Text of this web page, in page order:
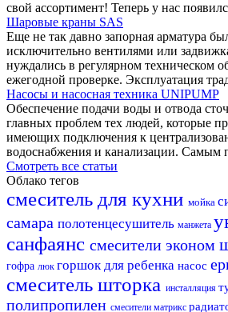
свой ассортимент! Теперь у нас
Шаровые краны SAS
Еще не так давно запорная арматура
исключительно вентилями или
нуждались в регулярном техническом
ежегодной проверке. Эксплуатация
Насосы и насосная техника UNIPUMP
Обеспечение подачи воды и отвода
главных проблем тех людей, которые
имеющих подключения к
водоснабжения и канализации. Самым
Смотреть все статьи
Облако тегов
смеситель для кухни мойка
самара полотенцесушитель манжета
санфаянс смесители эконом
гофра люк горшок для ребенка насос
смеситель шторка инсталляция
полипропилен смесители матрикс